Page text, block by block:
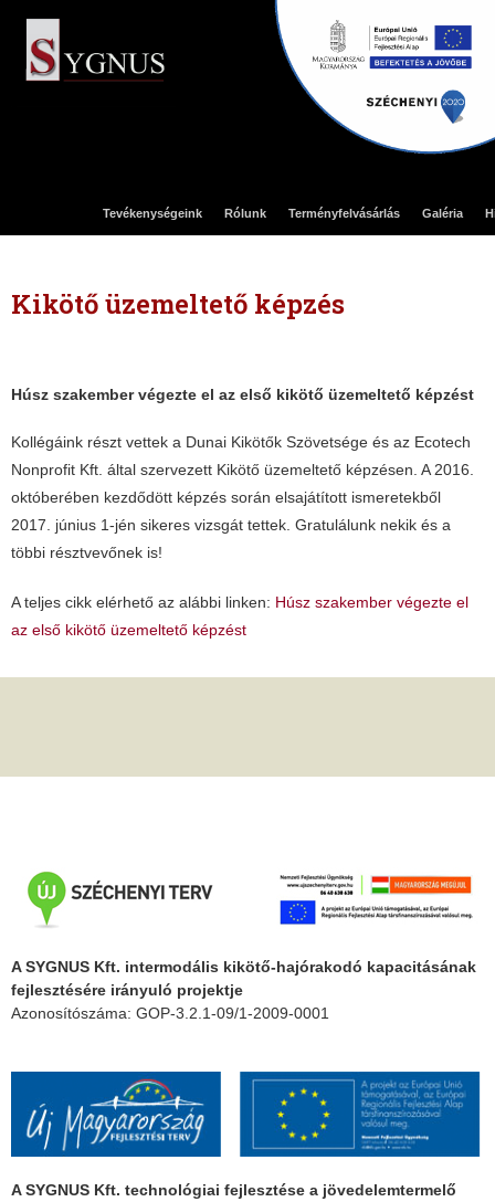
Tevékenységeink Rólunk Terményfelvásárlás Galéria
Kikötő üzemeltető képzés
Húsz szakember végezte el az első kikötő üzemeltető képzést
Kollégáink részt vettek a Dunai Kikötők Szövetsége és az Ecotech
Nonprofit Kft. által szervezett Kikötő üzemeltető képzésen. A 2016.
októberében kezdődött képzés során elsajátított ismeretekből
2017. június 1-jén sikeres vizsgát tettek. Gratulálunk nekik és a
többi résztvevőnek is!
A teljes cikk elérhető az alábbi linken: Húsz szakember végezte el
az első kikötő üzemeltető képzést
A SYGNUS Kft. intermodális kikötő-hajórakodó kapacitásának
fejlesztésére irányuló projektje
Azonosítószáma: GOP-3.2.1-09/1-2009-0001
A SYGNUS Kft. technológiai fejlesztése a jövedelemtermelő